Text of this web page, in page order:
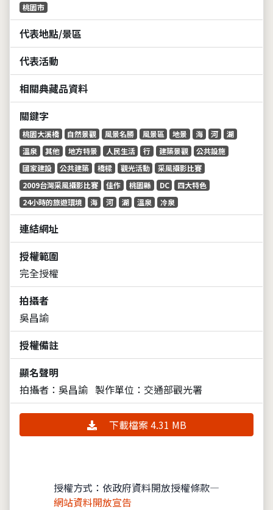
桃園市
代表地點/景區
代表活動
相關典藏品資料
關鍵字
桃園大溪橋 自然景觀 風景名勝 風景區 地景 海 河
湖
溫泉
其他 地方特景 人民生活 行 建築景觀
公共設施
國家建設
公共建築 橋樑 觀光活動
采風攝影比賽
2009台灣采風攝影比賽
佳作 桃園縣 DC
四大特色
24小時的旅遊環境
海 河 湖 溫泉 冷泉
連結網址
授權範圍
完全授權
拍攝者
吳昌諭
授權備註
顯名聲明
拍攝者：吳昌諭 製作單位：交通部觀光署
下載檔案 4.31 MB
授權方式：依政府資料開放授權條款—
網站資料開放宣告